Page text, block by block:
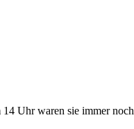
Uhr waren sie immer